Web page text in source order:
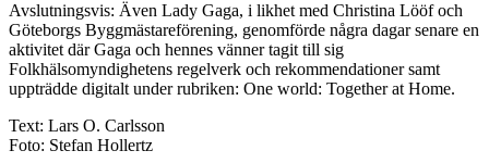
Avslutningsvis: Även Lady Gaga, i likhet med Christina Lööf och
Göteborgs Byggmästareförening, genomförde några dagar senare en
aktivitet där Gaga och hennes vänner tagit till sig
Folkhälsomyndighetens regelverk och rekommendationer samt
uppträdde digitalt under rubriken: One world: Together at Home.
Text: Lars O. Carlsson
Foto: Stefan Hollertz